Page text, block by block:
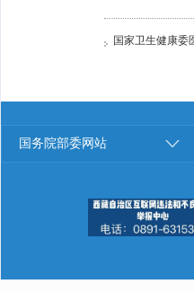
国家卫生健康委
国务院部委网站